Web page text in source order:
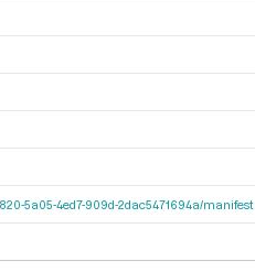
5a05-4ed7-909d-2dac5471694a/manifest